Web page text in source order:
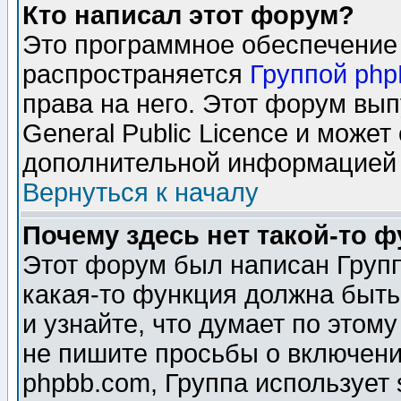
Кто написал этот форум?
Это программное
распространяется Группой
права на него. Этот форум
General Public Licence и может
дополнительной
Вернуться к началу
Почему здесь нет такой-то
Этот форум был написан
какая-то функция должна
и узнайте, что думает по
не пишите просьбы о
phpbb.com, Группа